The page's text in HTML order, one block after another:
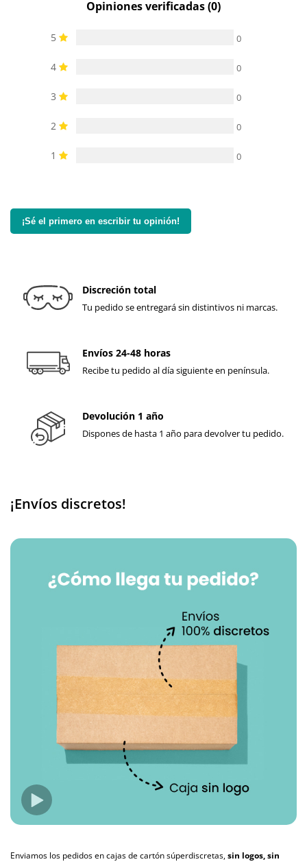
Opiniones verificadas (0)
5 0
4 0
3 0
2 0
1 0
¡Sé el primero en escribir tu opinión!
Discreción total
Tu pedido se entregará sin distintivos ni marcas.
Envíos 24-48 horas
Recibe tu pedido al día siguiente en península.
Devolución 1 año
Dispones de hasta 1 año para devolver tu pedido.
¡Envíos discretos!
Enviamos los pedidos en cajas de cartón súperdiscretas,sin logos, sin